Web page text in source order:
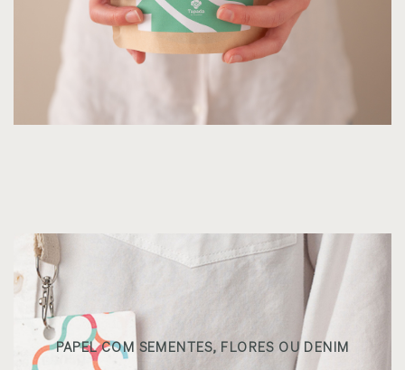
PAPEL COM SEMENTES, FLORES OU DENIM